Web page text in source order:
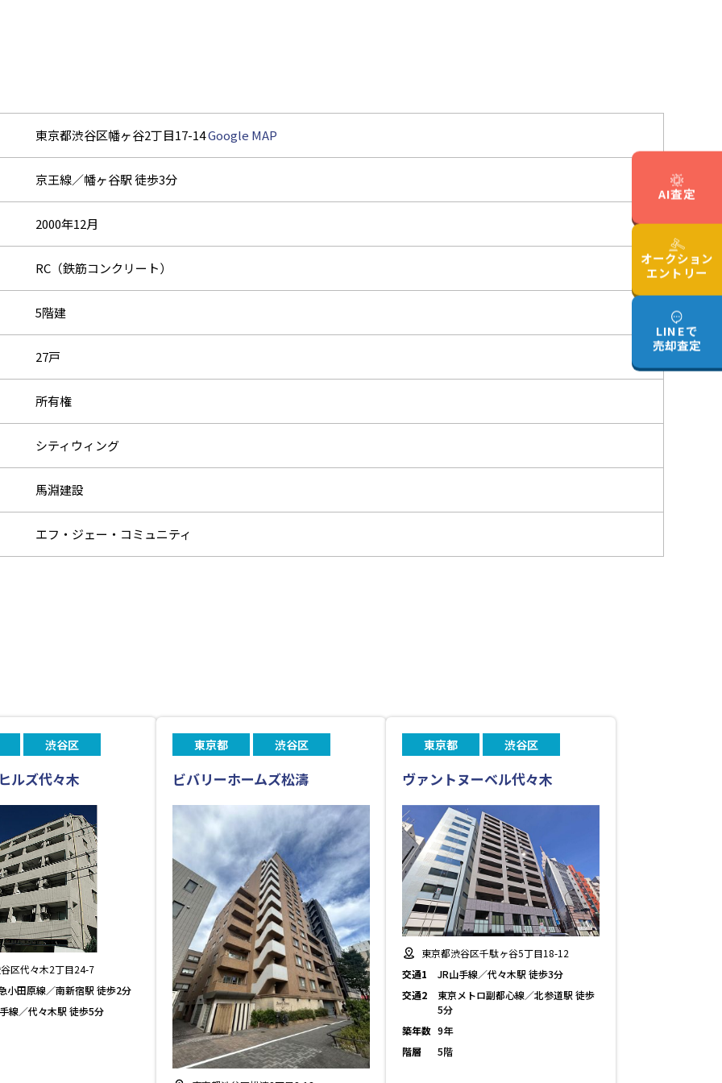
東京都渋谷区幡ヶ谷2丁目17-14Google MAP
京王線／幡ヶ谷駅 徒歩3分
2000年12月
RC（鉄筋コンクリート）
5階建
27戸
所有権
シティウィング
馬淵建設
エフ・ジェー・コミュニティ
渋谷区
ルズ代々木
区代々木2丁目24-7
小田原線／南新宿駅 徒歩2分
線／代々木駅 徒歩5分
東京都 渋谷区
ビバリーホームズ松濤
東京都 渋谷区
ヴァントヌーベル代々木
東京都渋谷区千駄ヶ谷5丁目18-12
交通1
JR山手線／代々木駅 徒歩3分
交通2
東京メトロ副都心線／北参道駅 徒歩
5分
築年数 9年
階層
5階
AI査定
オークション
エントリー
LINEで
売却査定